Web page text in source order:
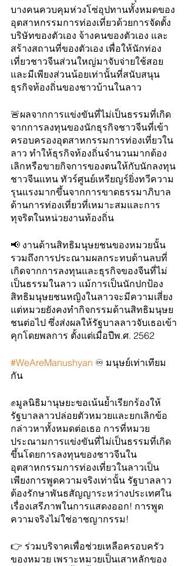
บางคนควบคุมห่วงโซ่อุปทานทั้งหมดของ
อุตสาหกรรมการท่องเที่ยวด้วยการจัดตั้ง
บริษัทของตัวเอง จ้างคนของตัวเอง และ
สร้างสถานที่ของตัวเอง เพื่อให้นักท่อง
เที่ยวชาวจีนส่วนใหญ่มาจับจ่ายใช้สอย
และมีเพียงส่วนน้อยเท่านั้นที่สนับสนุน
ธุรกิจท้องถิ่นของชาวบ้านในลาว
🚨ผลจากการแข่งขันที่ไม่เป็นธรรมที่เกิด
จากการลงทุนของนักธุรกิจชาวจีนที่เข้า
ครอบครองอุตสาหกรรมการท่องเที่ยวใน
ลาว ทำให้ธุรกิจท้องถิ่นจำนวนมากต้อง
เลิกหรือขายกิจการของตนให้กับนักลงทุน
ชาวจีนแทน ทัวร์ศูนย์เหรียญร์ยิ่งทวีความ
รุนแรงมากขึ้นจากการขาดธรรมาภิบาล
ด้านการท่องเที่ยวที่เหมาะสมและการ
ทุจริตในหน่วยงานท้องถิ่น
📢 งานด้านสิทธิมนุษยชนของหมวยนั้น
รวมถึงการประณามผลกระทบด้านลบที่
เกิดจากการลงทุนและธุรกิจของจีนที่ไม่
เป็นธรรมในลาว แม้การเป็นนักปกป้อง
สิทธิมนุษยชนหญิงในลาวจะมีความเสี่ยง
แต่หมวยยังคงทำกิจกรรมด้านสิทธิมนุษย
ชนต่อไป ซึ่งส่งผลให้รัฐบาลลาวจับเธอเข้า
คุกโดยพลการ ตั้งแต่เมื่อปีพ.ศ. 2562
#WeAreManushyan ♾ มนุษย์เท่าเทียม
กัน
✊มูลนิธิมานุษยะขอเน้นย้ำเรียกร้องให้
รัฐบาลลาวปล่อยตัวหมวยและยกเลิกข้อ
กล่าวหาทั้งหมดต่อเธอ การที่หมวย
ประณามการแข่งขันที่ไม่เป็นธรรมที่เกิด
ขึ้นโดยการลงทุนของชาวจีนใน
อุตสาหกรรมการท่องเที่ยวในลาวเป็น
เพียงการพูดความจริงเท่านั้น รัฐบาลลาว
ต้องรักษาพันธสัญญาระหว่างประเทศใน
เรื่องเสรีภาพในการแสดงออก! การพูด
ความจริงไม่ใช่อาชญากรรม!
👉 ร่วมบริจาคเพื่อช่วยเหลือครอบครัว
ของหมวย เพราะหมวยเป็นเสาหลักของ